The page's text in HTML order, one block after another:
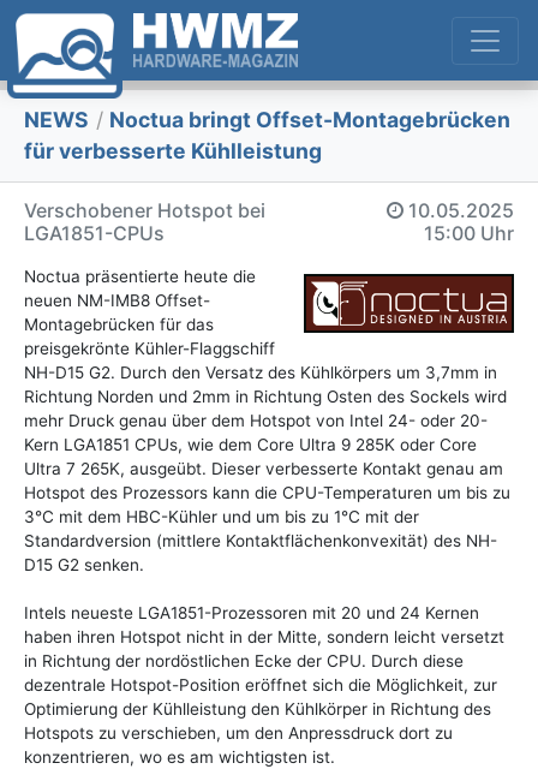
NEWS / Noctua bringt Offset-Montagebrücken
für verbesserte Kühlleistung
Verschobener Hotspot bei
LGA1851-CPUs
10.05.2025
15:00 Uhr
Noctua präsentierte heute die
neuen NM-IMB8 Offset-
Montagebrücken für das
preisgekrönte Kühler-Flaggschiff
NH-D15 G2. Durch den Versatz des Kühlkörpers um 3,7mm in
Richtung Norden und 2mm in Richtung Osten des Sockels wird
mehr Druck genau über dem Hotspot von Intel 24- oder 20-
Kern LGA1851 CPUs, wie dem Core Ultra 9 285K oder Core
Ultra 7 265K, ausgeübt. Dieser verbesserte Kontakt genau am
Hotspot des Prozessors kann die CPU-Temperaturen um bis zu
3°C mit dem HBC-Kühler und um bis zu 1°C mit der
Standardversion (mittlere Kontaktflächenkonvexität) des NH-
D15 G2 senken.
Intels neueste LGA1851-Prozessoren mit 20 und 24 Kernen
haben ihren Hotspot nicht in der Mitte, sondern leicht versetzt
in Richtung der nordöstlichen Ecke der CPU. Durch diese
dezentrale Hotspot-Position eröffnet sich die Möglichkeit, zur
Optimierung der Kühlleistung den Kühlkörper in Richtung des
Hotspots zu verschieben, um den Anpressdruck dort zu
konzentrieren, wo es am wichtigsten ist.